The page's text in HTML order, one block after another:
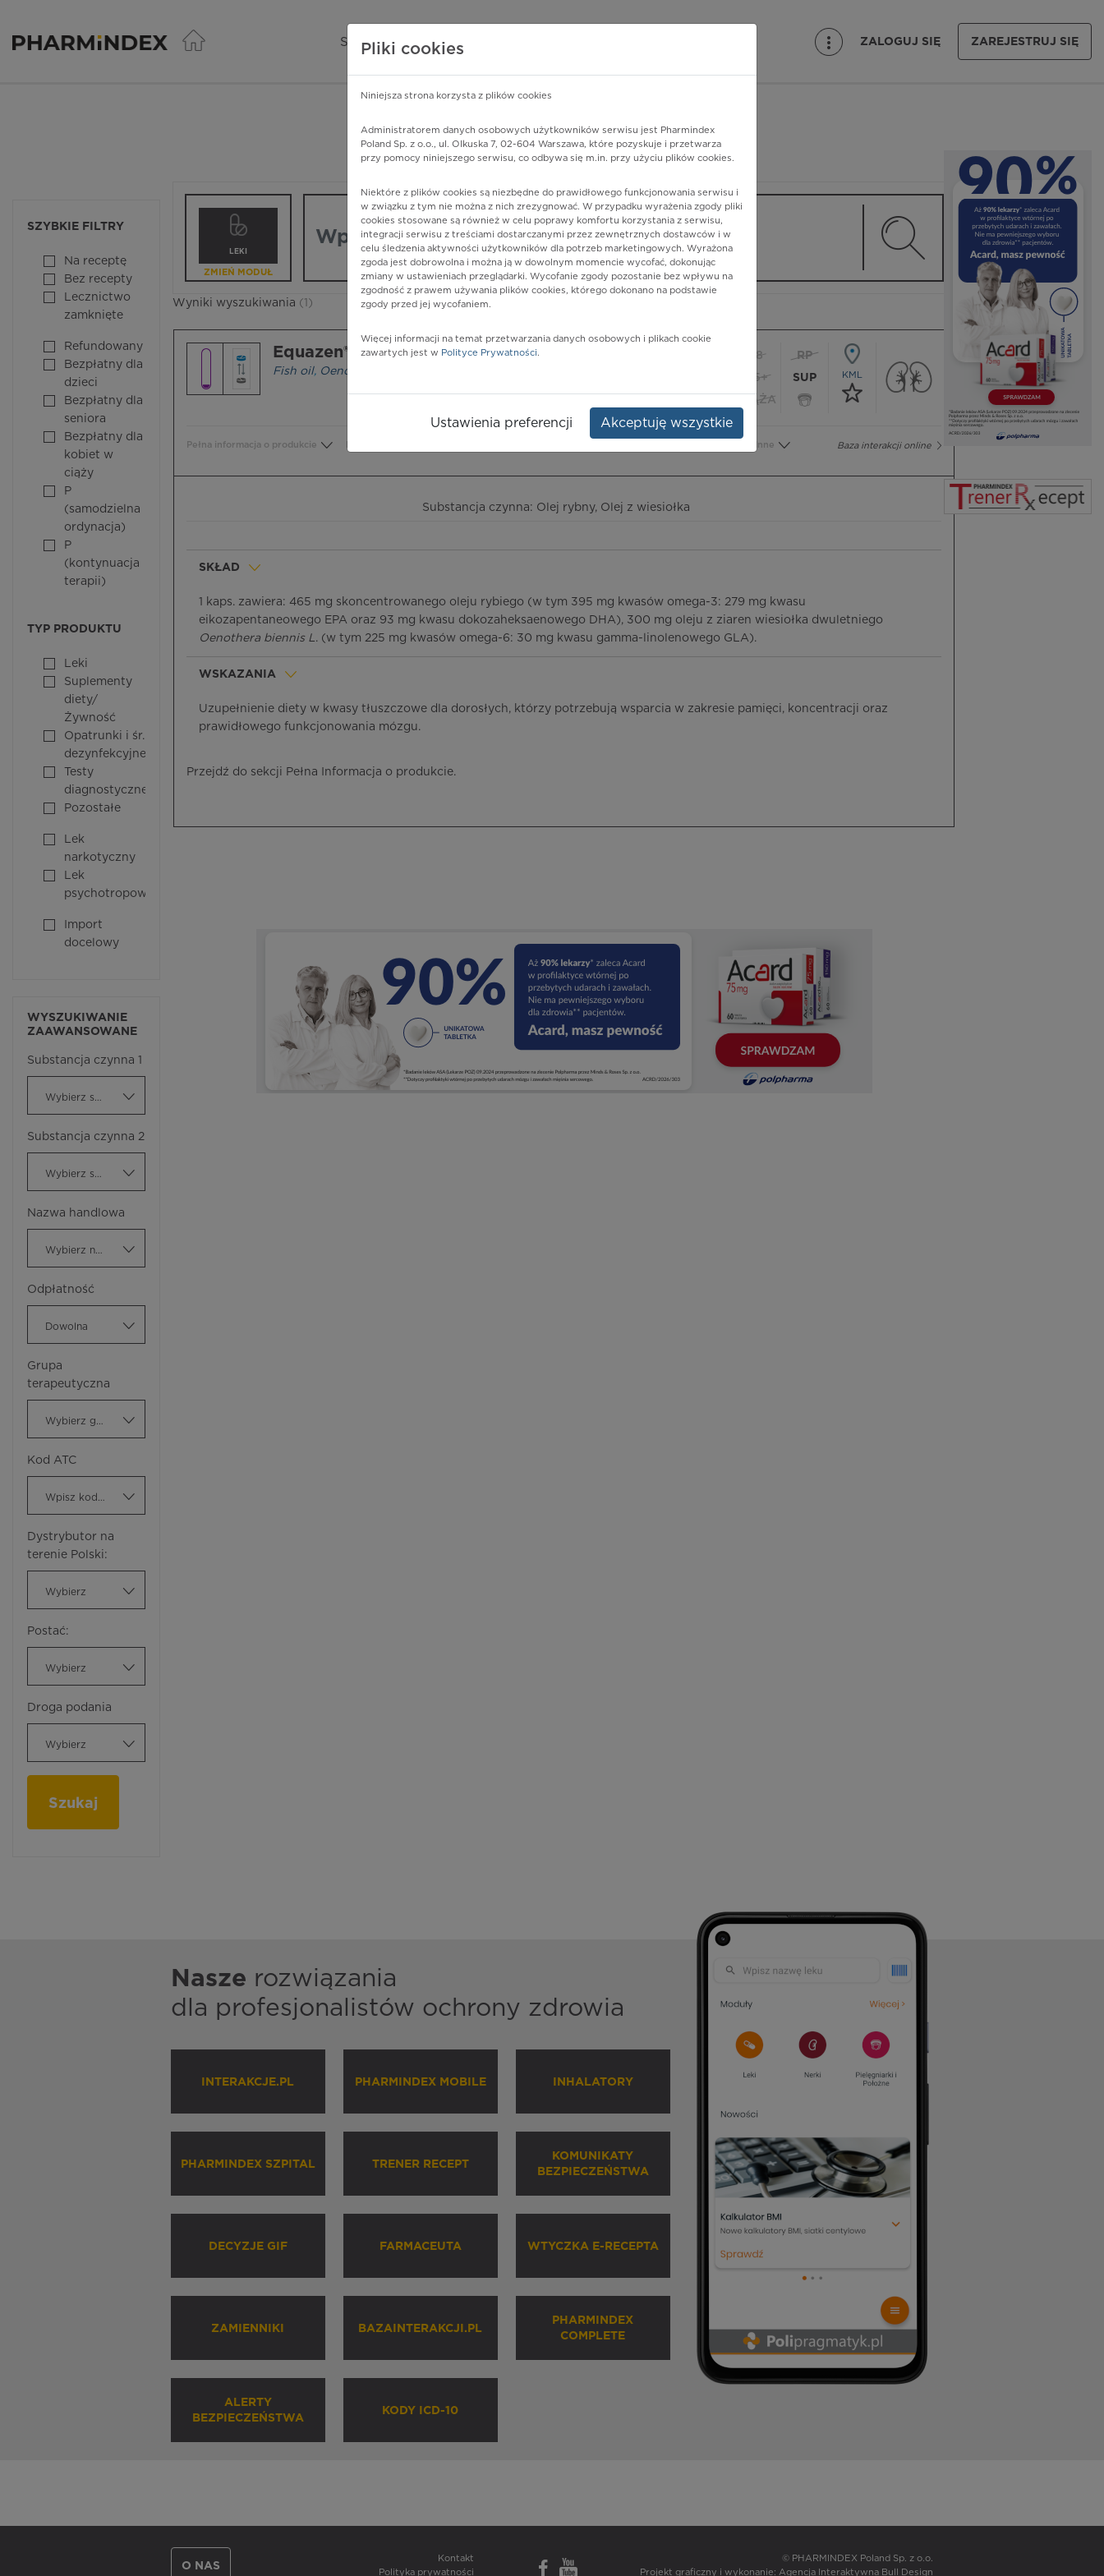
Pharmindex - lider wiedzy o lekach
SERWISY PHARMINDEX ZALOGUJ SIĘ ZAREJESTRUJ SIĘ
SZYBKIE FILTRY
Na receptę
Bez recepty
Lecznictwo
zamknięte
Refundowany
Bezpłatny dla
dzieci
Bezpłatny dla
seniora
Bezpłatny dla
kobiet w
ciąży
P
(samodzielna
ordynacja)
P
(kontynuacja
terapii)
TYP PRODUKTU
Leki
Suplementy
diety/
Żywność
Opatrunki i śr.
dezynfekcyjne
Testy
diagnostyczne
Pozostałe
Lek
narkotyczny
Lek
psychotropowy
Import
docelowy
WYSZUKIWANIE
ZAAWANSOWANE
Substancja czynna 1
Substancja czynna 2
Nazwa handlowa
Odpłatność
Dowolna
Grupa
terapeutyczna
Kod ATC
Dystrybutor na
terenie Polski:
Wybierz
Postać:
Wybierz
Droga podania
Wybierz
Szukaj
Pharmindex
lider wiedzy o lekach
LEKI
ZMIEŃ MODUŁ
Wpisz nazwę lub substancję czynną
Wyniki wyszukiwania (1)
Equazen® Forte
Fish oil, Oenothera oil
Postać:kaps.
18
65+
CIĄŻA
RP
SUP
KML
Baza interakcji online
Pełna informacja o produkcie Inne
Substancja czynna: Olej rybny, Olej z wiesiołka
SKŁAD
1 kaps. zawiera: 465 mg skoncentrowanego oleju rybiego (w tym 395 mg kwasów omega-3: 279 mg kwasu
eikozapentaneowego EPA oraz 93 mg kwasu dokozaheksaenowego DHA), 300 mg oleju z ziaren wiesiołka dwuletniego
Oenothera biennis L. (w tym 225 mg kwasów omega-6: 30 mg kwasu gamma-linolenowego GLA).
WSKAZANIA
Uzupełnienie diety w kwasy tłuszczowe dla dorosłych, którzy potrzebują wsparcia w zakresie pamięci, koncentracji oraz
prawidłowego funkcjonowania mózgu.
Przejdź do sekcji Pełna Informacja o produkcie.
Nasze rozwiązania
dla profesjonalistów ochrony zdrowia
INTERAKCJE.PL PHARMINDEX MOBILE INHALATORY
PHARMINDEX SZPITAL TRENER RECEPT
KOMUNIKATY
BEZPIECZEŃSTWA
DECYZJE GIF FARMACEUTA WTYCZKA E-RECEPTA
ZAMIENNIKI BAZAINTERAKCJI.PL
PHARMINDEX
COMPLETE
ALERTY
BEZPIECZEŃSTWA
KODY ICD-10
O NAS
Kontakt
Polityka prywatności
© PHARMINDEX Poland Sp. z o.o.
Projekt graficzny i wykonanie: Agencja Interaktywna Bull Design
Pliki cookies
Niniejsza strona korzysta z plików cookies
Administratorem danych osobowych użytkowników serwisu jest Pharmindex
Poland Sp. z o.o., ul. Olkuska 7, 02-604 Warszawa, które pozyskuje i przetwarza
przy pomocy niniejszego serwisu, co odbywa się m.in. przy użyciu plików cookies.
Niektóre z plików cookies są niezbędne do prawidłowego funkcjonowania serwisu i
w związku z tym nie można z nich zrezygnować. W przypadku wyrażenia zgody pliki
cookies stosowane są również w celu poprawy komfortu korzystania z serwisu,
integracji serwisu z treściami dostarczanymi przez zewnętrznych dostawców i w
celu śledzenia aktywności użytkowników dla potrzeb marketingowych. Wyrażona
zgoda jest dobrowolna i można ją w dowolnym momencie wycofać, dokonując
zmiany w ustawieniach przeglądarki. Wycofanie zgody pozostanie bez wpływu na
zgodność z prawem używania plików cookies, którego dokonano na podstawie
zgody przed jej wycofaniem.
Więcej informacji na temat przetwarzania danych osobowych i plikach cookie
zawartych jest w Polityce Prywatności.
Ustawienia preferencji Akceptuję wszystkie